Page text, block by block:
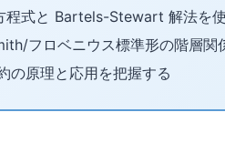
程式と Bartels-Stewart 解法を
フロベニウス標準形の階層関
の原理と応用を把握する